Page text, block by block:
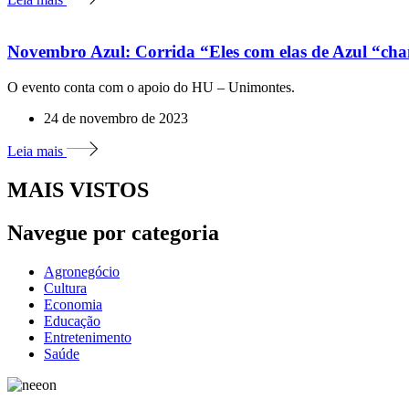
Novembro Azul: Corrida “Eles com elas de Azul
O evento conta com o apoio do HU – Unimontes.
24 de novembro de 2023
Leia mais
MAIS VISTOS
Navegue por categoria
Agronegócio
Cultura
Economia
Educação
Entretenimento
Saúde